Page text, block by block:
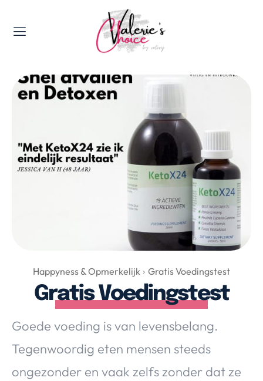
Valerie's Topics
Travel & Culture
Food & Drinks
Happyness & Opmerkelijk
Lifestyle, Sport & Duurzaamheid
Gadgets & Tech
Top 5 van Valerie
Health & Beauty
Huis & Tuin
Nieuws & Media
Over Valerie
Over Valerie
De Top 5
Contact
VALERIE'S CHOICE
Happyness & Opmerkelijk Gratis Voedingstest
Gratis Voedingstest
Goede voeding is van levensbelang.
Tegenwoordig eten mensen steeds
ongezonder en vaak zelfs zonder dat ze